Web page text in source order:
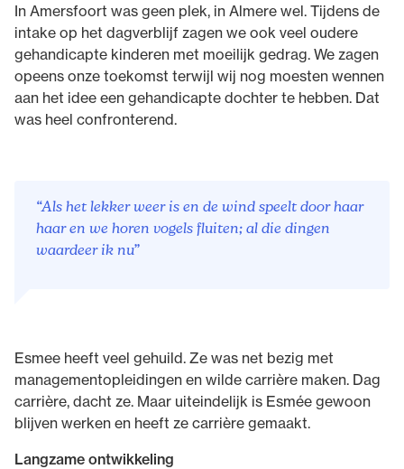
In Amersfoort was geen plek, in Almere wel. Tijdens de
intake op het dagverblijf zagen we ook veel oudere
gehandicapte kinderen met moeilijk gedrag. We zagen
opeens onze toekomst terwijl wij nog moesten wennen
aan het idee een gehandicapte dochter te hebben. Dat
was heel confronterend.
“Als het lekker weer is en de wind speelt door haar
haar en we horen vogels fluiten; al die dingen
waardeer ik nu”
Esmee heeft veel gehuild. Ze was net bezig met
managementopleidingen en wilde carrière maken. Dag
carrière, dacht ze. Maar uiteindelijk is Esmée gewoon
blijven werken en heeft ze carrière gemaakt.
Langzame ontwikkeling